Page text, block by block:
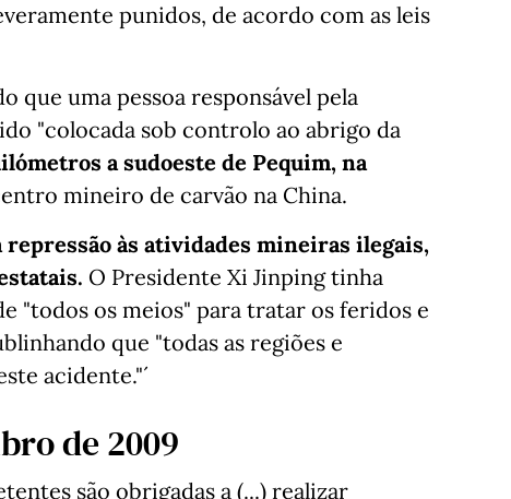
punidos, de acordo com as leis
que uma pessoa responsável pela
"colocada sob controlo ao abrigo da
a sudoeste de Pequim, na
mineiro de carvão na China.
repressão às atividades mineiras ilegais,
O Presidente Xi Jinping tinha
"todos os meios" para tratar os feridos e
que "todas as regiões e
acidente."´
de 2009
são obrigadas a (...) realizar